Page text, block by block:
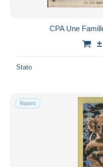
CPA Une
Stato
Nuovo